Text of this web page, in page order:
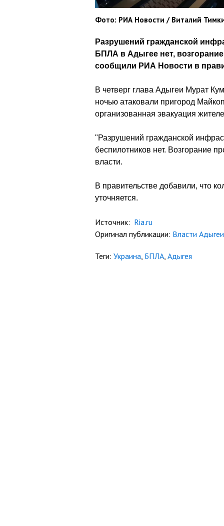
Фото: РИА Новости / Виталий
Разрушений гражданской
БПЛА в Адыгее нет,
сообщили РИА Новости в
В четверг глава Адыгеи Мурат
ночью атаковали пригород
организованная эвакуация
"Разрушений гражданской
беспилотников нет. Возгорание
власти.
В правительстве добавили, что
уточняется.
Источник: Ria.ru
Оригинал публикации: Власти
Теги: Украина БПЛА Адыгея